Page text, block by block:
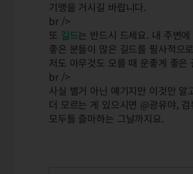
기맹을 거시길 바랍니다.
br />
또 길드는 반드시 드세요. 내 주변
좋은 분들이 많은 길드를 필사적으
저도 아무것도 모를 때 운좋게 좋
br />
사실 별거 아닌 얘기지만 이것만
더 모르는 게 있으시면 @광유야,
모두들 즐마하는 그날까지요.